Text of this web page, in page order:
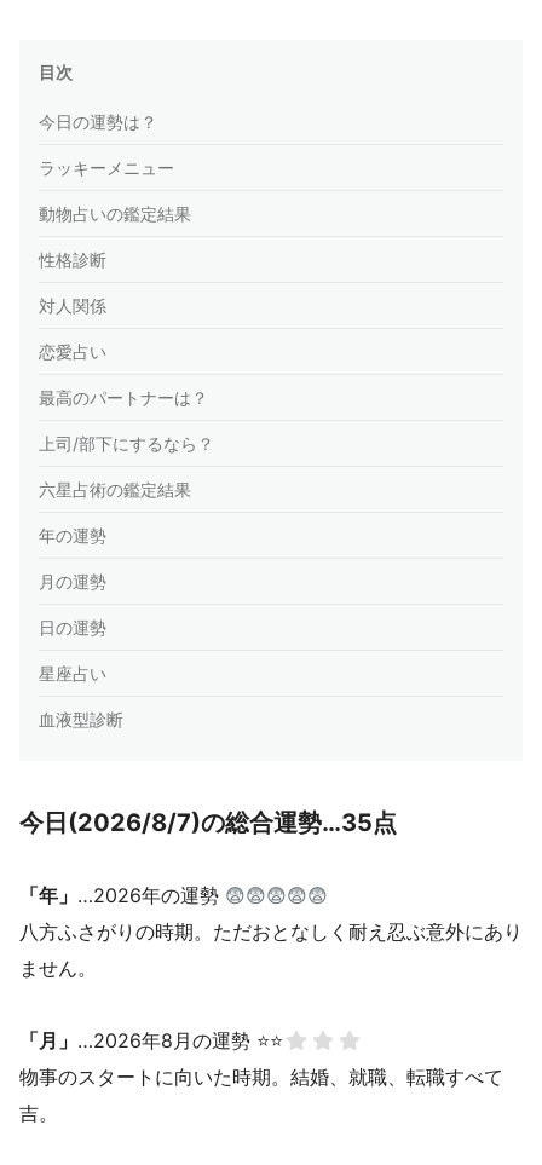
目次
今日の運勢は？
ラッキーメニュー
動物占いの鑑定結果
性格診断
対人関係
恋愛占い
最高のパートナーは？
上司/部下にするなら？
六星占術の鑑定結果
年の運勢
月の運勢
日の運勢
星座占い
血液型診断
今日(2026/8/7)の総合運勢…35点
「年」 …2026年の運勢 😨😨😨😨😨
八方ふさがりの時期。ただおとなしく耐え忍ぶ意外にあり
ません。
「月」 …2026年8月の運勢 ⭐⭐
物事のスタートに向いた時期。結婚、就職、転職すべて
吉。